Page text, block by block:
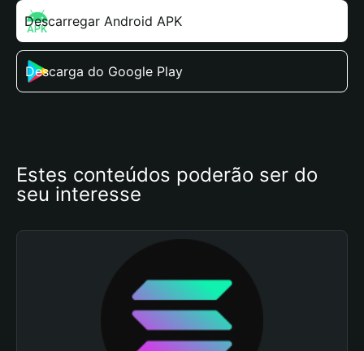
Descarregar Android APK
Descarga do Google Play
Estes conteúdos poderão ser do
seu interesse